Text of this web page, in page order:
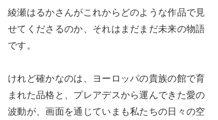
綾瀬はるかさんがこれからどのような作品で見
せてくださるのか、それはまだまだ未来の物語
です。
けれど確かなのは、ヨーロッパの貴族の館で育
まれた品格と、プレアデスから運んできた愛の
波動が、画面を通じていまも私たちの日々の空